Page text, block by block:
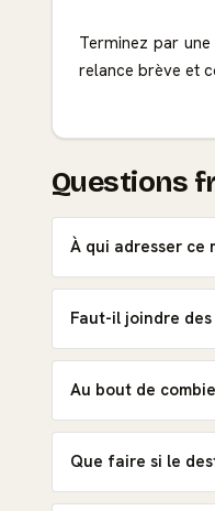
Terminez par
relance brève et
Questions
À qui adresser ce
Faut-il joindre
Au bout de
Que faire si le